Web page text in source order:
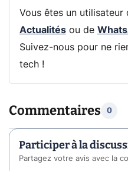
Vous êtes un utilisateur
Actualitésou de
Suivez-nous pour ne
tech !
Commentaires 0
Participer à la
Partagez votre avis avec la